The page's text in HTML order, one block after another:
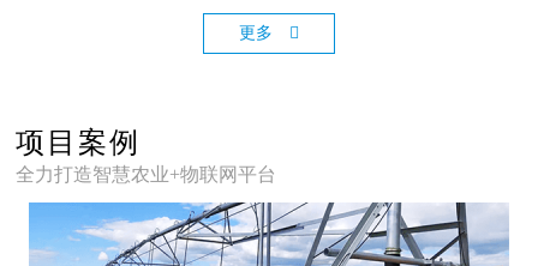
更多
项目案例
全力打造智慧农业+物联网平台